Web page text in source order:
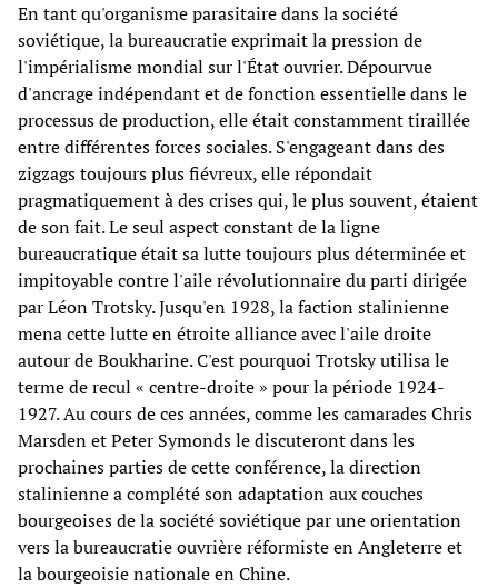
En tant qu'organisme parasitaire dans la société
soviétique, la bureaucratie exprimait la pression de
l'impérialisme mondial sur l'État ouvrier. Dépourvue
d'ancrage indépendant et de fonction essentielle dans le
processus de production, elle était constamment tiraillée
entre différentes forces sociales. S'engageant dans des
zigzags toujours plus fiévreux, elle répondait
pragmatiquement à des crises qui, le plus souvent, étaient
de son fait. Le seul aspect constant de la ligne
bureaucratique était sa lutte toujours plus déterminée et
impitoyable contre l'aile révolutionnaire du parti dirigée
par Léon Trotsky. Jusqu'en 1928, la faction stalinienne
mena cette lutte en étroite alliance avec l'aile droite
autour de Boukharine. C'est pourquoi Trotsky utilisa le
terme de recul « centre-droite » pour la période 1924-
1927. Au cours de ces années, comme les camarades Chris
Marsden et Peter Symonds le discuteront dans les
prochaines parties de cette conférence, la direction
stalinienne a complété son adaptation aux couches
bourgeoises de la société soviétique par une orientation
vers la bureaucratie ouvrière réformiste en Angleterre et
la bourgeoisie nationale en Chine.